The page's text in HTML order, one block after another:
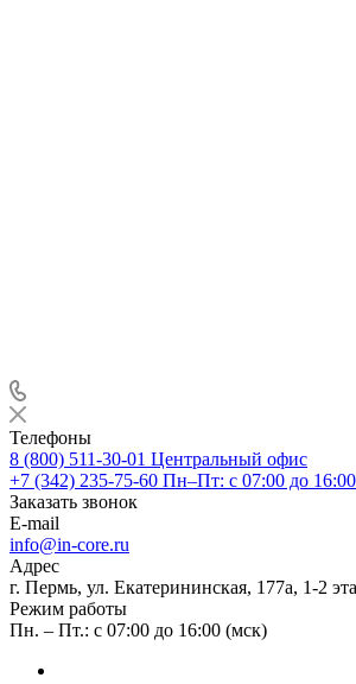
Телефоны
8 (800) 511-30-01 Центральный офис
+7 (342) 235-75-60 Пн–Пт: с 07:00 до
Заказать звонок
E-mail
info@in-core.ru
Адрес
г. Пермь, ул. ​Екатерининская, 177а, ​1-2
Режим работы
Пн. – Пт.: с 07:00 до 16:00 (мск)